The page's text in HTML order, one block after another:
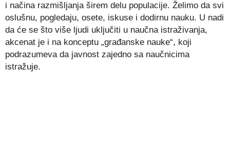
i načina razmišljanja širem delu populacije. Želimo da svi
oslušnu, pogledaju, osete, iskuse i dodirnu nauku. U nadi
da će se što više ljudi uključiti u naučna istraživanja,
akcenat je i na konceptu „građanske nauke“, koji
podrazumeva da javnost zajedno sa naučnicima
istražuje.